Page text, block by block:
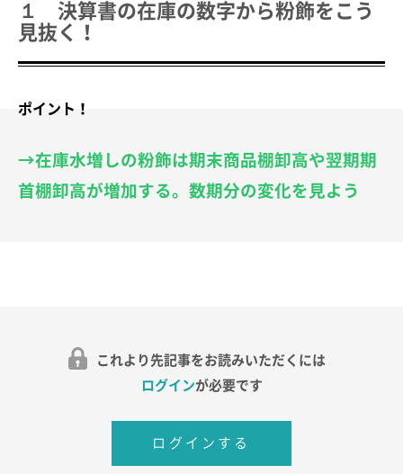
１ 決算書の在庫の数字から粉飾をこう
見抜く！
→在庫水増しの粉飾は期末商品棚卸高や翌期期
首棚卸高が増加する。数期分の変化を見よう
これより先記事をお読みいただくには
ログインが必要です
ログインする